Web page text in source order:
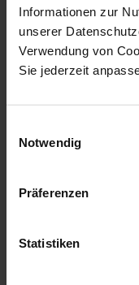
Informationen zur
unserer
Verwendung von
Sie jederzeit
Notwendig
Präferenzen
Statistiken
Cufflinks Trademark
Available